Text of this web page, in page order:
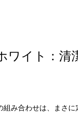
ワイト：清
組み合わせは、まさ